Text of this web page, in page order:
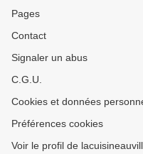
Pages
Contact
Signaler un abus
C.G.U.
Cookies et données
Préférences cookies
Voir le profil de